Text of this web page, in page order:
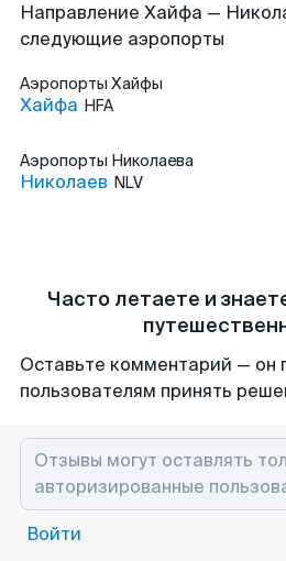
Направление Хайфа —
следующие аэропорты
Аэропорты Хайфы
Хайфа HFA
Аэропорты Николаева
Николаев NLV
Часто летаете и
Оставьте комментарий — он
пользователям принять
Войти